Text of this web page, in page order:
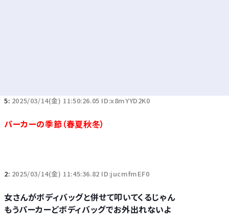
5: 2025/03/14(金) 11:50:26.05 ID:x8mYYD2K0
パーカーの季節（春夏秋冬）
2: 2025/03/14(金) 11:45:36.82 ID:jucmfmEF0
女さんがボディバッグと併せて叩いてくるじゃん
もうパーカーどボディバッグでお外出れないよ